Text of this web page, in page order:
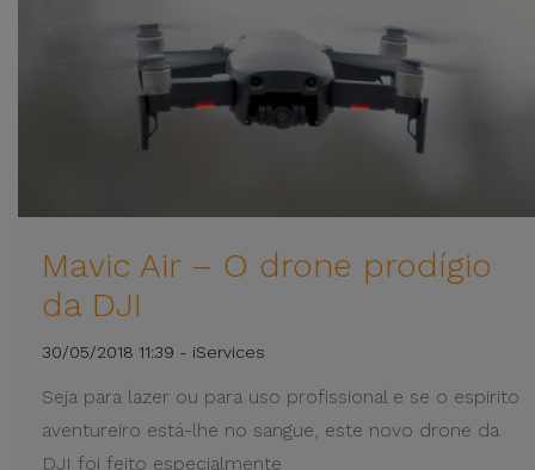
Mavic Air – O drone prodígio
da DJI
30/05/2018 11:39 - iServices
Seja para lazer ou para uso profissional e se o espirito
aventureiro está-lhe no sangue, este novo drone da
DJI foi feito especialmente